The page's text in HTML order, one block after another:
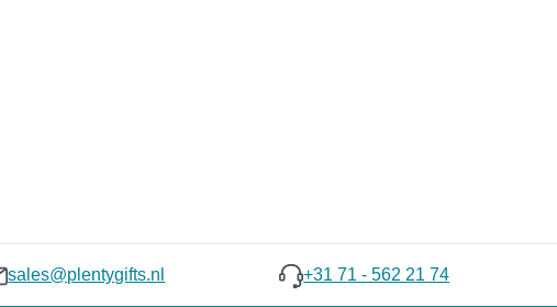
sales@plentygifts.nl +31 71 - 562 21 74